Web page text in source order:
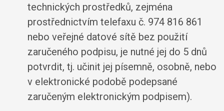
technických prostředků, zejména
prostřednictvím telefaxu č. 974 816 861
nebo veřejné datové sítě bez použití
zaručeného podpisu, je nutné jej do 5 dnů
potvrdit, tj. učinit jej písemně, osobně, nebo
v elektronické podobě podepsané
zaručeným elektronickým podpisem).